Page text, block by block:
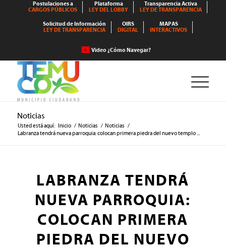
Postulaciones a
CARGOS PÚBLICOS
Plataforma
LEY DEL LOBBY
Transparencia Activa
LEY DE TRANSPARENCIA
Solicitud de Información
LEY DE TRANSPARENCIA
OIRS
DIGITAL
MAPAS
INTERACTIVOS
Video ¿Cómo Navegar?
Noticias
Usted está aquí: Inicio / Noticias / Noticias /
Labranza tendrá nueva parroquia: colocan primera piedra del nuevo templo ...
LABRANZA TENDRÁ
NUEVA PARROQUIA:
COLOCAN PRIMERA
PIEDRA DEL NUEVO